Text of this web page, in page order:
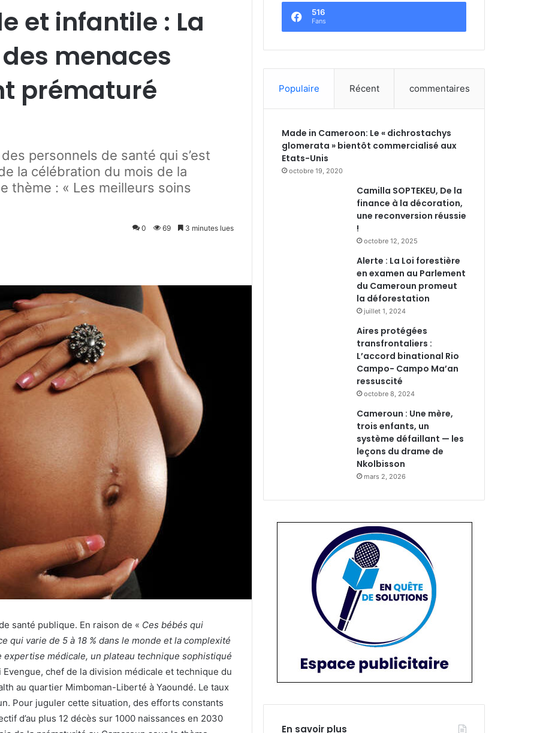
et infantile : La
menaces
prématuré
personnels de santé qui s’est
la célébration du mois de la
thème : « Les meilleurs soins
0 69 3 minutes lues
santé publique. En raison de « Ces bébés qui
qui varie de 5 à 18 % dans le monde et la complexité
médicale, un plateau technique sophistiqué
Evengue, chef de la division médicale et technique du
au quartier Mimboman-Liberté à Yaoundé. Le taux
Pour juguler cette situation, des efforts constants
d’au plus 12 décès sur 1000 naissances en 2030
516
Fans
Populaire Récent commentaires
Made in Cameroon: Le « dichrostachys
glomerata » bientôt commercialisé aux
Etats-Unis
octobre 19, 2020
Camilla SOPTEKEU, De la
finance à la décoration,
une reconversion réussie
!
octobre 12, 2025
Alerte : La Loi forestière
en examen au Parlement
du Cameroun promeut
la déforestation
juillet 1, 2024
Aires protégées
transfrontaliers :
L’accord binational Rio
Campo- Campo Ma’an
ressuscité
octobre 8, 2024
Cameroun : Une mère,
trois enfants, un
système défaillant — les
leçons du drame de
Nkolbisson
mars 2, 2026
En savoir plus